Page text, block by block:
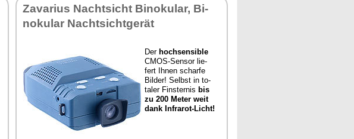
Za­va­ri­us Nacht­sicht Bi­no­ku­lar, Bi­
no­ku­lar Nacht­sicht­ge­rät
Der hoch­sen­si­ble
CMOS-Sen­sor lie­
fert Ih­nen schar­fe
Bil­der! Selbst in to­
ta­ler Fins­ter­nis bis
zu 200 Me­ter weit
dank In­fra­rot-Licht!